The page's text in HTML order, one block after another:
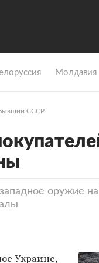
Молдавия
СССР
оружие на
Украине,